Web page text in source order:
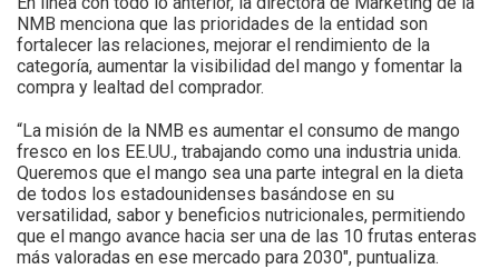
NMB menciona que las prioridades de la entidad son
fortalecer las relaciones, mejorar el rendimiento de la
categoría, aumentar la visibilidad del mango y fomentar la
compra y lealtad del comprador.
“La misión de la NMB es aumentar el consumo de mango
fresco en los EE.UU., trabajando como una industria unida.
Queremos que el mango sea una parte integral en la dieta
de todos los estadounidenses basándose en su
versatilidad, sabor y beneficios nutricionales, permitiendo
que el mango avance hacia ser una de las 10 frutas enteras
más valoradas en ese mercado para 2030″, puntualiza.